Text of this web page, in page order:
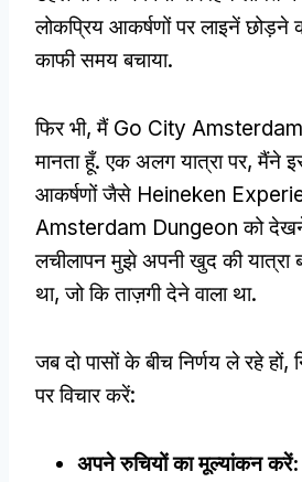
लोकप्रिय आकर्षणों पर लाइनें छोड़ने
काफी समय बचाया.
फिर भी, मैं Go City Amsterdam
मानता हूँ. एक अलग यात्रा पर, मैंने
आकर्षणों जैसे Heineken
Amsterdam Dungeon को देखने
लचीलापन मुझे अपनी खुद की यात्रा
था, जो कि ताज़गी देने वाला था.
जब दो पासों के बीच निर्णय ले रहे हों,
पर विचार करें:
अपने रुचियों का मूल्यांकन करें: